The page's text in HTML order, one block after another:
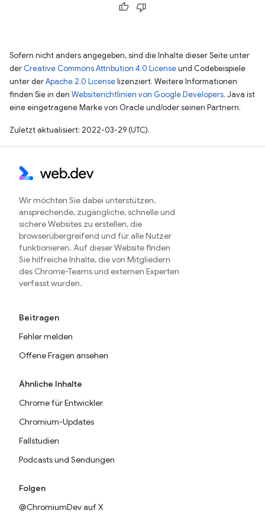
Sofern nicht anders angegeben, sind die Inhalte dieser Seite unter
der Creative Commons Attribution 4.0 Licenseund Codebeispiele
unter derApache 2.0 Licenselizenziert. Weitere Informationen
finden Sie in den Websiterichtlinien von Google Developers. Java ist
eine eingetragene Marke von Oracle und/oder seinen Partnern.
Zuletzt aktualisiert: 2022-03-29 (UTC).
Wir möchten Sie dabei unterstützen,
ansprechende, zugängliche, schnelle und
sichere Websites zu erstellen, die
browserübergreifend und für alle Nutzer
funktionieren. Auf dieser Website finden
Sie hilfreiche Inhalte, die von Mitgliedern
des Chrome-Teams und externen Experten
verfasst wurden.
Beitragen
Fehler melden
Offene Fragen ansehen
Ähnliche Inhalte
Chrome für Entwickler
Chromium-Updates
Fallstudien
Podcasts und Sendungen
Folgen
@ChromiumDev auf X